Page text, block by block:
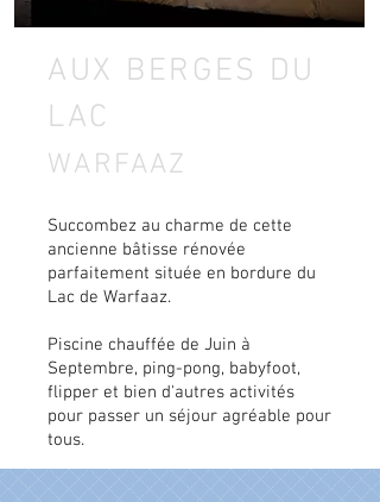
AUX BERGES DU
LAC
WARFAAZ
Succombez au charme de cette
ancienne bâtisse rénovée
parfaitement située en bordure du
Lac de Warfaaz.
Piscine chauffée de Juin à
Septembre, ping-pong, babyfoot,
flipper et bien d'autres activités
pour passer un séjour agréable pour
tous.